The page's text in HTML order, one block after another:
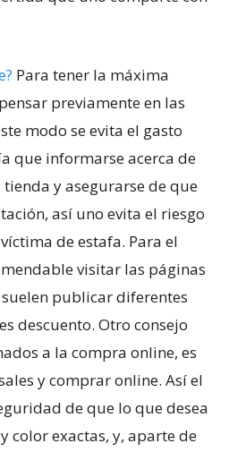
Para tener la máxima
previamente en las
modo se evita el gasto
que informarse acerca de
y asegurarse de que
así uno evita el riesgo
de estafa. Para el
visitar las páginas
publicar diferentes
descuento. Otro consejo
a la compra online, es
y comprar online. Así el
de que lo que desea
color exactas, y, aparte de